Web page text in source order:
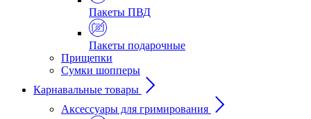
Пакеты ПВД
Пакеты подарочные
Прищепки
Сумки шопперы
Карнавальные товары
Аксессуары для гримирования